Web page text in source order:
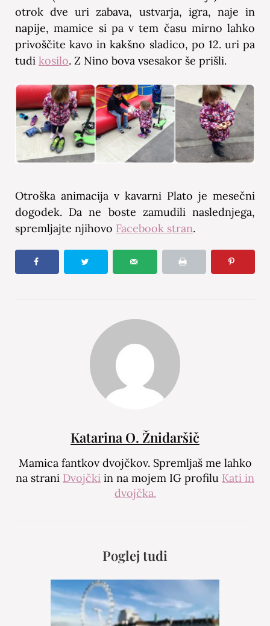
otrok dve uri zabava, ustvarja, igra, naje in
napije, mamice si pa v tem času mirno lahko
privoščite kavo in kakšno sladico, po 12. uri pa
tudi kosilo. Z Nino bova vsesakor še prišli.
Otroška animacija v kavarni Plato je mesečni
dogodek. Da ne boste zamudili naslednjega,
spremljajte njihovo Facebook stran.
Katarina O. Žnidaršič
Mamica fantkov dvojčkov. Spremljaš me lahko
na strani Dvojčki in na mojem IG profilu Kati in
dvojčka.
Poglej tudi